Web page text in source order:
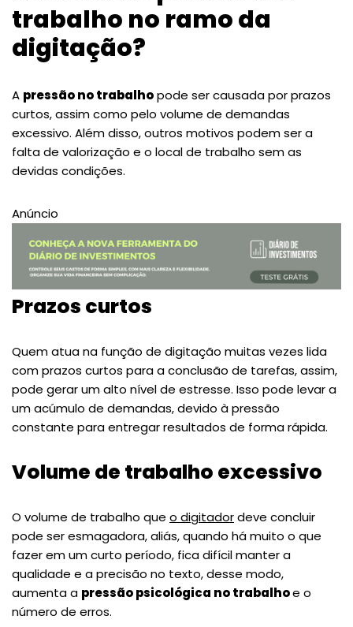
trabalho no ramo da
digitação?
A pressão no trabalhopode ser causada por prazos
curtos, assim como pelo volume de demandas
excessivo. Além disso, outros motivos podem ser a
falta de valorização e o local de trabalho sem as
devidas condições.
Anúncio
Prazos curtos
Quem atua na função de digitação muitas vezes lida
com prazos curtos para a conclusão de tarefas, assim,
pode gerar um alto nível de estresse. Isso pode levar a
um acúmulo de demandas, devido à pressão
constante para entregar resultados de forma rápida.
Volume de trabalho excessivo
O volume de trabalho que o digitadordeve concluir
pode ser esmagadora, aliás, quando há muito o que
fazer em um curto período, fica difícil manter a
qualidade e a precisão no texto, desse modo,
aumenta a pressão psicológica no trabalhoe o
número de erros.